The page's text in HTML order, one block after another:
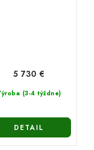
(3-4 týždne)
5 730 €
DETAIL